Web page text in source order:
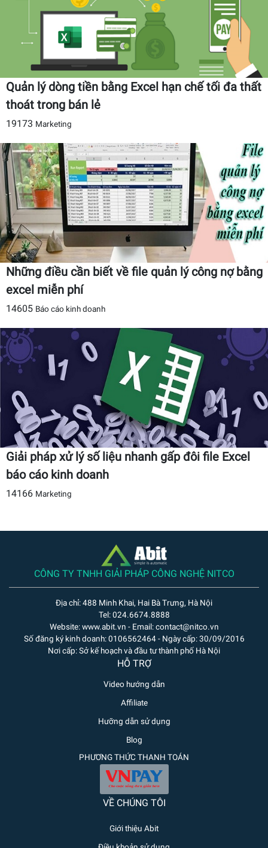
Quản lý dòng tiền bằng Excel hạn chế tối đa thất
thoát trong bán lẻ
19173 Marketing
Những điều cần biết về file quản lý công nợ bằng
excel miễn phí
14605 Báo cáo kinh doanh
Giải pháp xử lý số liệu nhanh gấp đôi file Excel
báo cáo kinh doanh
14166 Marketing
CÔNG TY TNHH GIẢI PHÁP CÔNG NGHỆ NITCO
Địa chỉ: 488 Minh Khai, Hai Bà Trưng, Hà Nội
Tel: 024.6674.8888
Website: www.abit.vn - Email: contact@nitco.vn
Số đăng ký kinh doanh: 0106562464 - Ngày cấp: 30/09/2016
Nơi cấp: Sở kế hoạch và đầu tư thành phố Hà Nội
HỖ TRỢ
Video hướng dẫn
Affiliate
Hưỡng dẫn sử dụng
Blog
PHƯƠNG THỨC THANH TOÁN
VỀ CHÚNG TÔI
Giới thiệu Abit